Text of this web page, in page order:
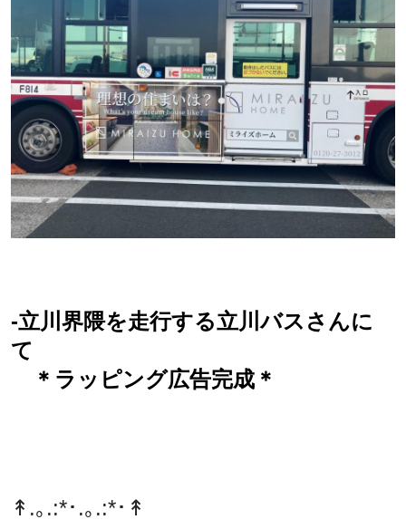
-立川界隈を走行する立川バスさんに
て
＊ラッピング広告完成＊
↟.｡.:*･.｡.:*･↟